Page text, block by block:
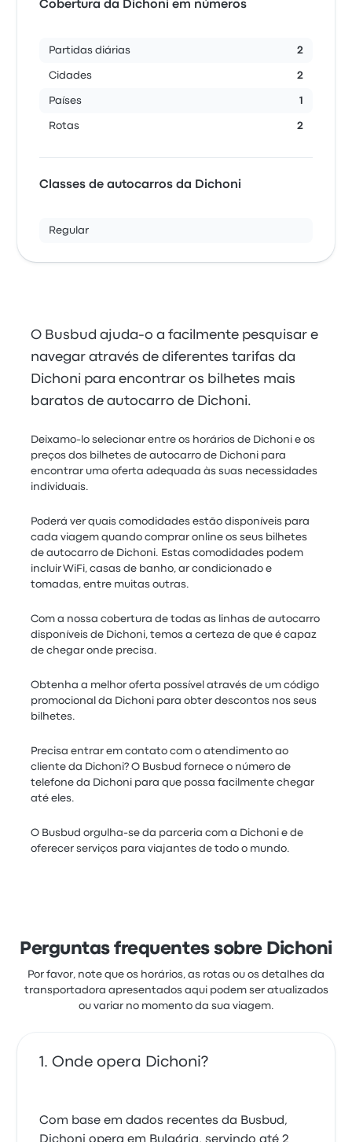
Cobertura da Dichoni em números
Partidas diárias 2
Cidades 2
Países 1
Rotas 2
Classes de autocarros da Dichoni
Regular
O Busbud ajuda-o a facilmente pesquisar e
navegar através de diferentes tarifas da
Dichoni para encontrar os bilhetes mais
baratos de autocarro de Dichoni.
Deixamo-lo selecionar entre os horários de Dichoni e os
preços dos bilhetes de autocarro de Dichoni para
encontrar uma oferta adequada às suas necessidades
individuais.
Poderá ver quais comodidades estão disponíveis para
cada viagem quando comprar online os seus bilhetes
de autocarro de Dichoni. Estas comodidades podem
incluir WiFi, casas de banho, ar condicionado e
tomadas, entre muitas outras.
Com a nossa cobertura de todas as linhas de autocarro
disponíveis de Dichoni, temos a certeza de que é capaz
de chegar onde precisa.
Obtenha a melhor oferta possível através de um código
promocional da Dichoni para obter descontos nos seus
bilhetes.
Precisa entrar em contato com o atendimento ao
cliente da Dichoni? O Busbud fornece o número de
telefone da Dichoni para que possa facilmente chegar
até eles.
O Busbud orgulha-se da parceria com a Dichoni e de
oferecer serviços para viajantes de todo o mundo.
Perguntas frequentes sobre Dichoni
Por favor, note que os horários, as rotas ou os detalhes da
transportadora apresentados aqui podem ser atualizados
ou variar no momento da sua viagem.
Onde opera Dichoni?
Com base em dados recentes da Busbud,
Dichoni opera em Bulgária, servindo até 2